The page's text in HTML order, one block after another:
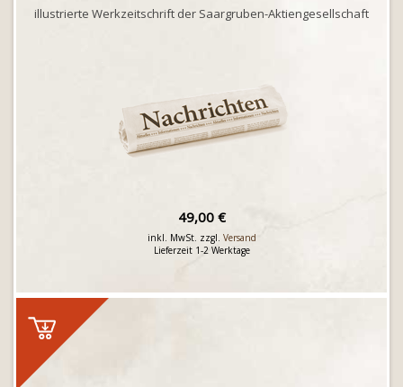
illustrierte Werkzeitschrift der Saargruben-Aktiengesellschaft
49,00 €
inkl. MwSt. zzgl. Versand
Lieferzeit 1-2 Werktage